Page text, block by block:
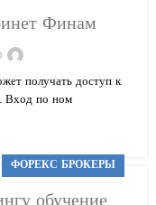
Финам
получать доступ к
по ном...
ФОРЕКС БРОКЕРЫ